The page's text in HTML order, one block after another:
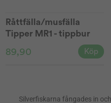
Råttfälla/musfälla
Tipper MR1 - tippbur
89,90 Köp